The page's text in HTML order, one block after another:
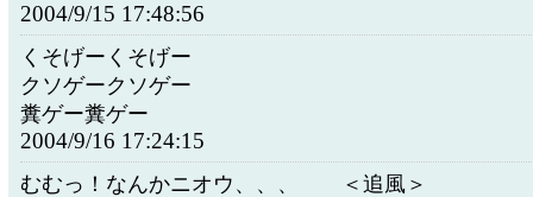
2004/9/15 17:48:56
くそげーくそげー
クソゲークソゲー
糞ゲー糞ゲー
2004/9/16 17:24:15
むむっ！なんかニオウ、、、 ＜追風＞